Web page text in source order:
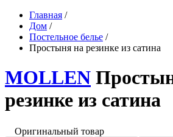
Главная /
Дом /
Постельное белье /
Простыня на резинке из сатина
MOLLEN
резинке из сатина
Оригинальный товар